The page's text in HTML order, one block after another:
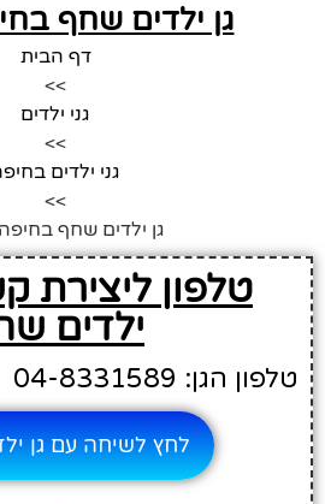
גן ילדים שחף
דף הבית
>>
גני ילדים
>>
גני ילדים בחיפה
>>
גן ילדים שחף בחיפה
טלפון ליצירת
ילדים
טלפון הגן: 04-8331589
לחץ לשיחה עם גן